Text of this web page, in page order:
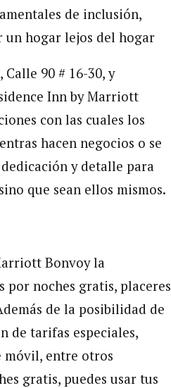
de inclusión,
un hogar lejos del hogar
90 # 16-30, y
Inn by Marriott
con las cuales los
hacen negocios o se
y detalle para
que sean ellos mismos.
Bonvoy la
noches gratis, placeres
de la posibilidad de
de tarifas especiales,
móvil, entre otros
gratis, puedes usar tus